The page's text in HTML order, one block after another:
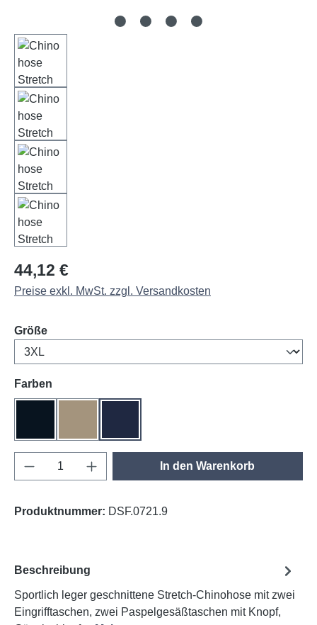
Regulärer Preis:
44,12 €
Preise exkl. MwSt. zzgl. Versandkosten
Größeauswählen
Farben
Produkt Anzahl: Gib den gewünschten
In den Warenkorb
Produktnummer: DSF.0721.9
Beschreibung
Sportlich leger geschnittene Stretch-Chinohose mit zwei
Eingrifftaschen, zwei Paspelgesäßtaschen mit Knopf,